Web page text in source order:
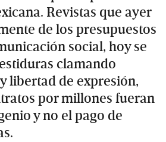
Revistas que ayer
de los presupuestos
social, hoy se
clamando
libertad de expresión,
por millones fueran
y no el pago de